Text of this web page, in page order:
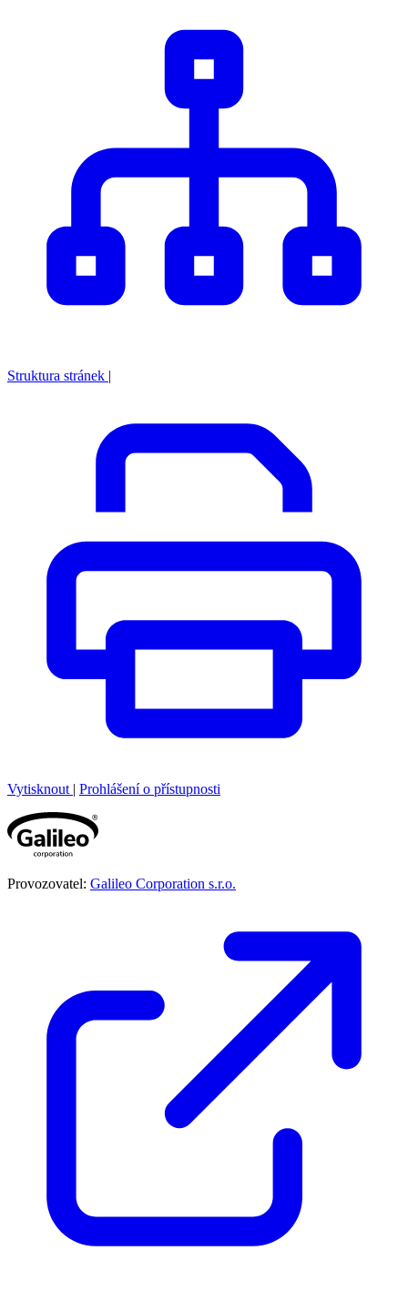
Struktura stránek |
Vytisknout | Prohlášení o přístupnosti
Provozovatel: Galileo Corporation s.r.o.